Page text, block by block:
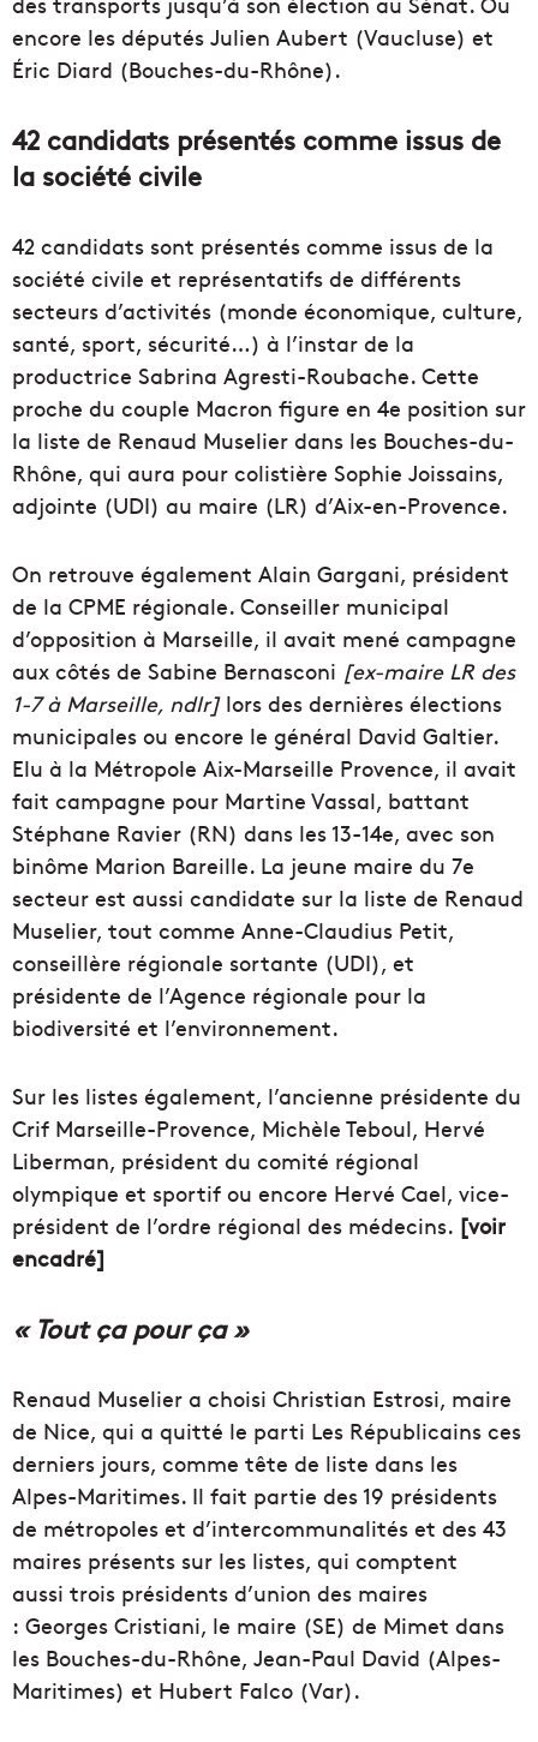
encore les députés Julien Aubert (Vaucluse) et
Éric Diard (Bouches-du-Rhône).
42 candidats présentés comme issus de
la société civile
42 candidats sont présentés comme issus de la
société civile et représentatifs de différents
secteurs d’activités (monde économique, culture,
santé, sport, sécurité…) à l’instar de la
productrice Sabrina Agresti-Roubache. Cette
proche du couple Macron figure en 4e position sur
la liste de Renaud Muselier dans les Bouches-du-
Rhône, qui aura pour colistière Sophie Joissains,
adjointe (UDI) au maire (LR) d’Aix-en-Provence.
On retrouve également Alain Gargani, président
de la CPME régionale. Conseiller municipal
d’opposition à Marseille, il avait mené campagne
aux côtés de Sabine Bernasconi [ex-maire LR des
1-7 à Marseille, ndlr]lors des dernières élections
municipales ou encore le général David Galtier.
Elu à la Métropole Aix-Marseille Provence, il avait
fait campagne pour Martine Vassal, battant
Stéphane Ravier (RN) dans les 13-14e, avec son
binôme Marion Bareille. La jeune maire du 7e
secteur est aussi candidate sur la liste de Renaud
Muselier, tout comme Anne-Claudius Petit,
conseillère régionale sortante (UDI), et
présidente de l’Agence régionale pour la
biodiversité et l’environnement.
Sur les listes également, l’ancienne présidente du
Crif Marseille-Provence, Michèle Teboul, Hervé
Liberman, président du comité régional
olympique et sportif ou encore Hervé Cael, vice-
président de l’ordre régional des médecins. [voir
encadré]
« Tout ça pour ça »
Renaud Muselier a choisi Christian Estrosi, maire
de Nice, qui a quitté le parti Les Républicains ces
derniers jours, comme tête de liste dans les
Alpes-Maritimes. Il fait partie des 19 présidents
de métropoles et d’intercommunalités et des 43
maires présents sur les listes, qui comptent
aussi trois présidents d’union des maires
: Georges Cristiani, le maire (SE) de Mimet dans
les Bouches-du-Rhône, Jean-Paul David (Alpes-
Maritimes) et Hubert Falco (Var).